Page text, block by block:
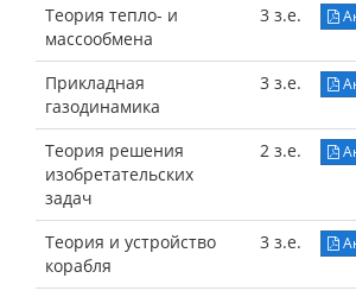
Теория тепло- и
массообмена
3 з.е.
Прикладная
газодинамика
3 з.е.
Теория решения
изобретательских
задач
2 з.е.
Теория и устройство
корабля
3 з.е.